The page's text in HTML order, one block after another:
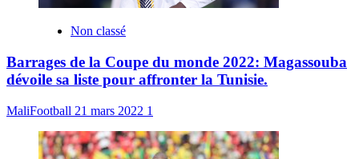
Non classé
Barrages de la Coupe du monde 2022: Magassouba
dévoile sa liste pour affronter la Tunisie.
MaliFootball 21 mars 2022 1